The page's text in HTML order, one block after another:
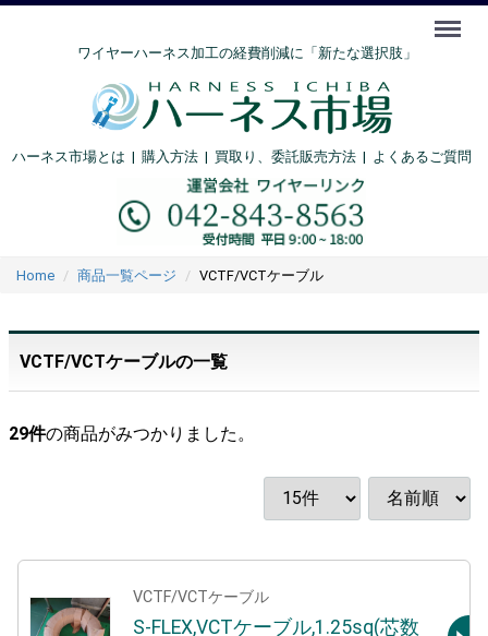
ワイヤーハーネス加工の経費削減に「新たな選択肢」
ハーネス市場とは | 購入方法| 買取り、委託販売方法 | よくあるご質問
Menu
Home 商品一覧ページ VCTF/VCTケーブル
VCTF/VCTケーブルの一覧
29件の商品がみつかりました。
VCTF/VCTケーブル
S-FLEX,VCTケーブル,1.25sq(芯数